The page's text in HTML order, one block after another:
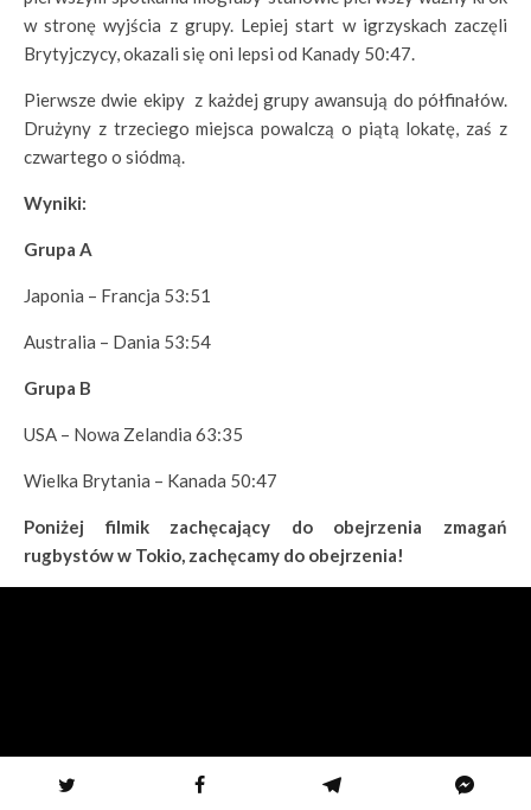
w stronę wyjścia z grupy. Lepiej start w igrzyskach zaczęli
Brytyjczycy, okazali się oni lepsi od Kanady 50:47.
Pierwsze dwie ekipy z każdej grupy awansują do półfinałów.
Drużyny z trzeciego miejsca powalczą o piątą lokatę, zaś z
czwartego o siódmą.
Wyniki:
Grupa A
Japonia – Francja 53:51
Australia – Dania 53:54
Grupa B
USA – Nowa Zelandia 63:35
Wielka Brytania – Kanada 50:47
Poniżej filmik zachęcający do obejrzenia zmagań
rugbystów w Tokio, zachęcamy do obejrzenia!